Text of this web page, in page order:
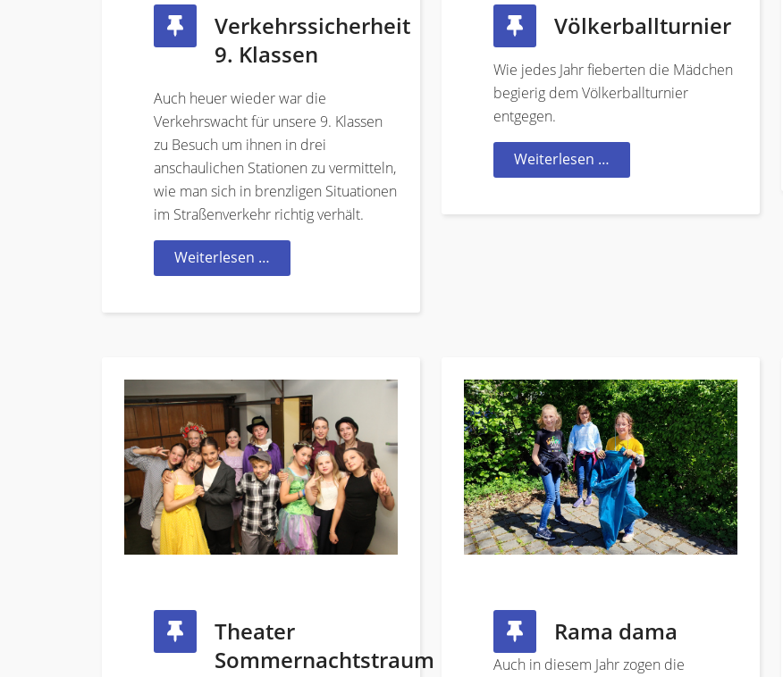
Verkehrssicherheit
9. Klassen
Auch heuer wieder war die
Verkehrswacht für unsere 9. Klassen
zu Besuch um ihnen in drei
anschaulichen Stationen zu vermitteln,
wie man sich in brenzligen Situationen
im Straßenverkehr richtig verhält.
Weiterlesen …
Völkerballturnier
Wie jedes Jahr fieberten die Mädchen
begierig dem Völkerballturnier
entgegen.
Weiterlesen …
Theater
Sommernachtstraum
Rama dama
Auch in diesem Jahr zogen die